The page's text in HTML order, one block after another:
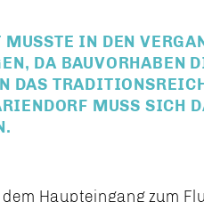
IN DEN
DA BAUVORHABEN
DAS
MUSS SICH
Haupteingang zum